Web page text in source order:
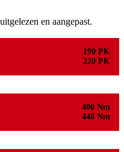
en aangepast.
190 PK
220 PK
400 Nm
440 Nm